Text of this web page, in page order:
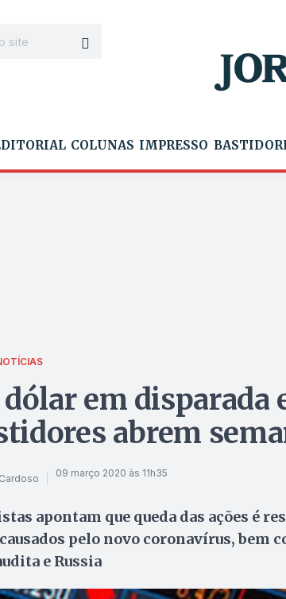
COLUNAS IMPRESSO
em disparada
abrem
09 março 2020 às 11h35
apontam que queda das ações é
pelo novo coronavírus, bem
e Russia